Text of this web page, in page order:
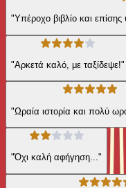
"Υπέροχο βιβλίο και
"Αρκετά καλό, με ταξίδεψε!"
"Ωραία ιστορία και πολύ
"Όχι καλή αφήγηση..."